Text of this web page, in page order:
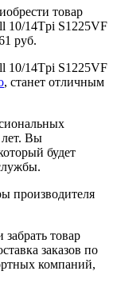
товар
10/14Tpi S1225VF
руб.
10/14Tpi S1225VF
, станет отличным
лет. Вы
будет
производителя
товар
заказов по
компаний,